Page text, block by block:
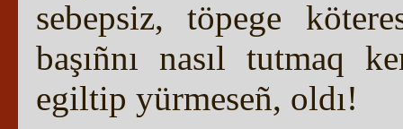
sebepsiz, töpege
başıñnı nasıl tutmaq
egiltip yürmeseñ, oldı!